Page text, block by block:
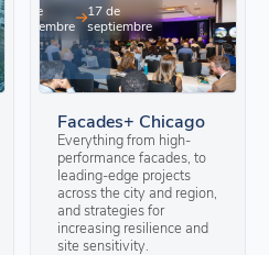
17 de
septiembre
17 de
septiembre
Facades+ Chicago
Everything from high-
performance facades, to
leading-edge projects
across the city and region,
and strategies for
increasing resilience and
site sensitivity.